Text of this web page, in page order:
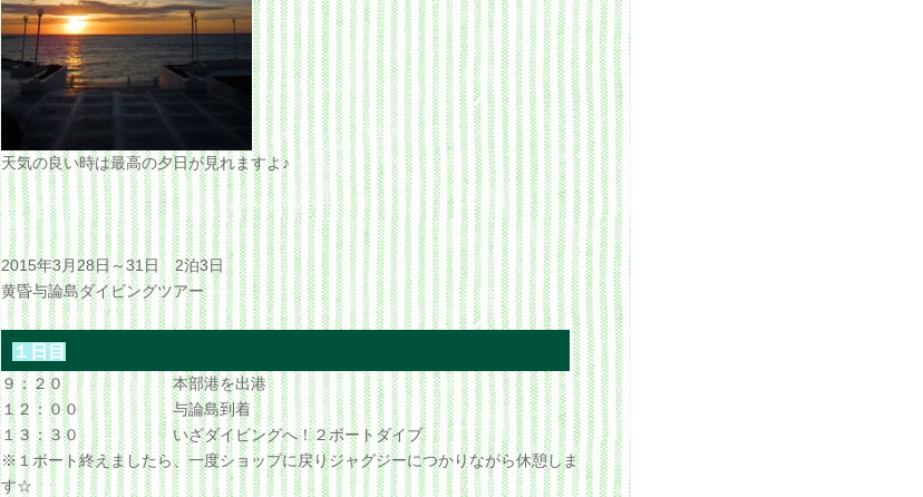
天気の良い時は最高の夕日が見れますよ♪
2015年3月28日～31日 2泊3日
黄昏与論島ダイビングツアー
１日目
９：２０ 本部港を出港
１２：００ 与論島到着
１３：３０ いざダイビングへ！２ボートダイブ
※１ボート終えましたら、一度ショップに戻りジャグジーにつかりながら休憩しま
す☆